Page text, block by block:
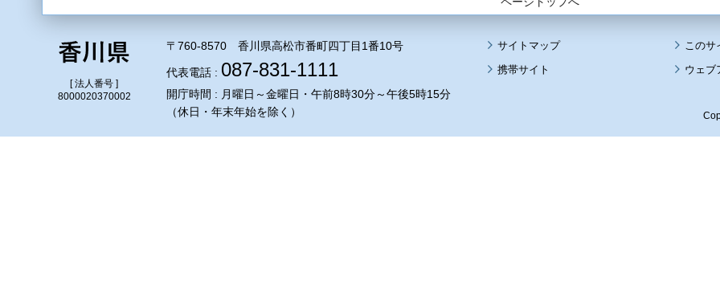
[ 法人番号 ]
8000020370002
〒760-8570 香川県高松市番町四丁目1番10号
代表電話 : 087-831-1111
開庁時間 : 月曜日～金曜日・午前8時30分～午後5時15分
（休日・年末年始を除く）
サイトマップ
このサ
携帯サイト
ウェブ